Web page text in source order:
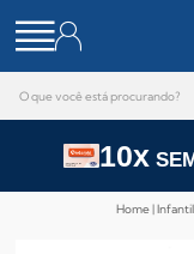
10x
Home Infantil